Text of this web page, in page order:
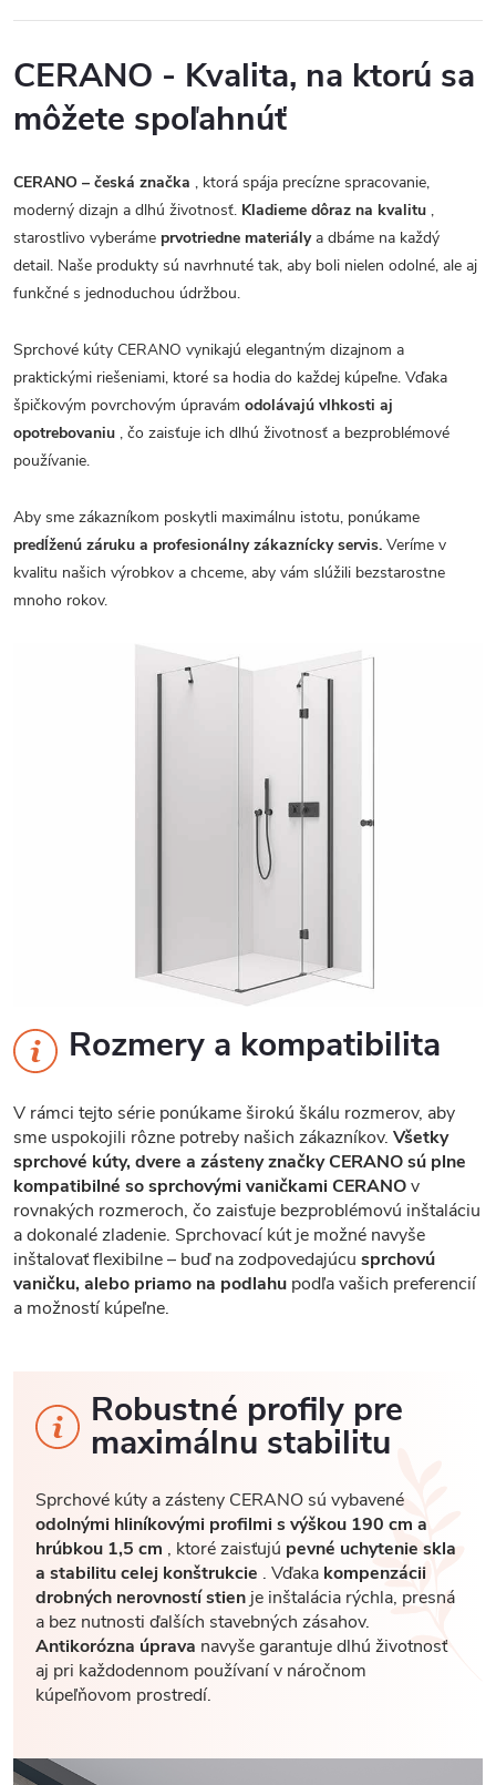
CERANO - Kvalita, na ktorú sa
môžete spoľahnúť
CERANO – česká značka , ktorá spája precízne spracovanie,
moderný dizajn a dlhú životnosť. Kladieme dôraz na kvalitu ,
starostlivo vyberáme prvotriedne materiálya dbáme na každý
detail. Naše produkty sú navrhnuté tak, aby boli nielen odolné, ale aj
funkčné s jednoduchou údržbou.
Sprchové kúty CERANO vynikajú elegantným dizajnom a
praktickými riešeniami, ktoré sa hodia do každej kúpeľne. Vďaka
špičkovým povrchovým úpravám odolávajú vlhkosti aj
opotrebovaniu , čo zaisťuje ich dlhú životnosť a bezproblémové
používanie.
Aby sme zákazníkom poskytli maximálnu istotu, ponúkame
predĺženú záruku a profesionálny zákaznícky servis. Veríme v
kvalitu našich výrobkov a chceme, aby vám slúžili bezstarostne
mnoho rokov.
Rozmery a kompatibilita
V rámci tejto série ponúkame širokú škálu rozmerov, aby
sme uspokojili rôzne potreby našich zákazníkov. Všetky
sprchové kúty, dvere a zásteny značky CERANO sú plne
kompatibilné so sprchovými vaničkami CERANOv
rovnakých rozmeroch, čo zaisťuje bezproblémovú inštaláciu
a dokonalé zladenie. Sprchovací kút je možné navyše
inštalovať flexibilne – buď na zodpovedajúcu sprchovú
vaničku, alebo priamo na podlahu podľa vašich preferencií
a možností kúpeľne.
Robustné profily pre
maximálnu stabilitu
Sprchové kúty a zásteny CERANO sú vybavené
odolnými hliníkovými profilmi s výškou 190 cm a
hrúbkou 1,5 cm , ktoré zaisťujú pevné uchytenie skla
a stabilitu celej konštrukcie . Vďaka kompenzácii
drobných nerovností stien je inštalácia rýchla, presná
a bez nutnosti ďalších stavebných zásahov.
Antikorózna úprava navyše garantuje dlhú životnosť
aj pri každodennom používaní v náročnom
kúpeľňovom prostredí.